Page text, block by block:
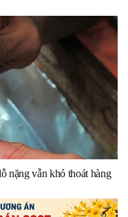
nặng vẫn khó thoát hàng